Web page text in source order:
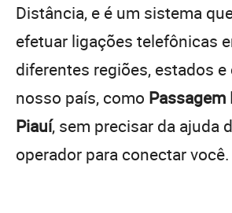
Distância, e é um sistema
efetuar ligações telefônicas
diferentes regiões, estados
nosso país, como Passagem
Piauí, sem precisar da ajuda
operador para conectar você.